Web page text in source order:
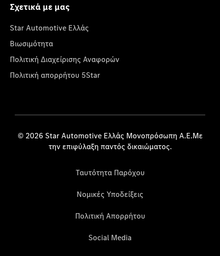
Σχετικά με μας
Star Automotive Ελλάς
Βιωσιμότητα
Πολιτική Διαχείρισης Αναφορών
Πολιτική απορρήτου 5Star
© 2026 Star Automotive Ελλάς Μονοπρόσωπη Α.Ε.Με
την επιφύλαξη παντός δικαιώματος.
Ταυτότητα Παρόχου
Νομικές Υποδείξεις
Πολιτική Απορρήτου
Social Media